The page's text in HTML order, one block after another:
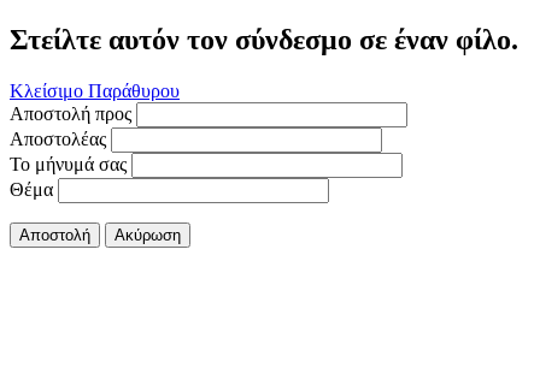
Στείλτε αυτόν τον σύνδεσμο σε έναν φίλο.
Κλείσιμο Παράθυρου
Αποστολή προς
Αποστολέας
Το μήνυμά σας
Θέμα
Αποστολή Ακύρωση